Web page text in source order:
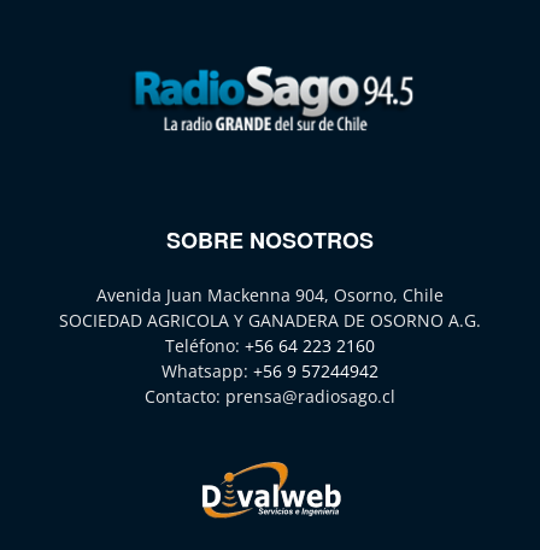
SOBRE NOSOTROS
Avenida Juan Mackenna 904, Osorno, Chile
SOCIEDAD AGRICOLA Y GANADERA DE OSORNO A.G.
Teléfono: +56 64 223 2160
Whatsapp: +56 9 57244942
Contacto: prensa@radiosago.cl